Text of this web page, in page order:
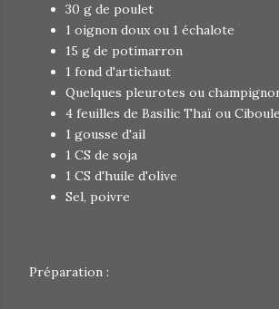
30 g de poulet
1 oignon doux ou 1 échalote
15 g de potimarron
1 fond d'artichaut
Quelques pleurotes ou
4 feuilles de Basilic Thaï ou
1 gousse d'ail
1 CS de soja
1 CS d'huile d'olive
Sel, poivre
Préparation :